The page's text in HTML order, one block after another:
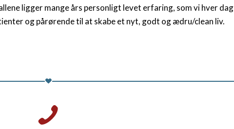
ligger mange års personligt levet erfaring, som vi hver dag
og pårørende til at skabe et nyt, godt og ædru/clean liv.